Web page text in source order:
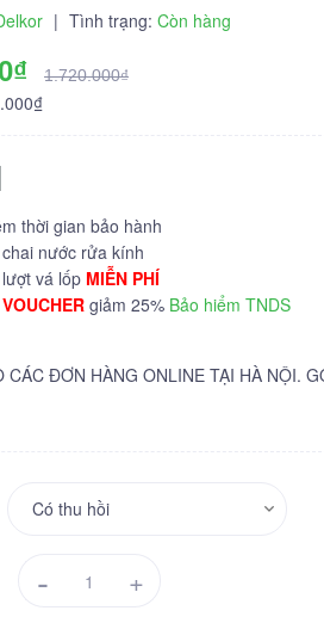
| Tình trạng: Còn hàng
1.720.000₫
thời gian bảo hành
chai nước rửa kính
lượt vá lốp MIỄN PHÍ
giảm 25% Bảo hiểm TNDS
CÁC ĐƠN HÀNG ONLINE TẠI HÀ NỘI.
- +